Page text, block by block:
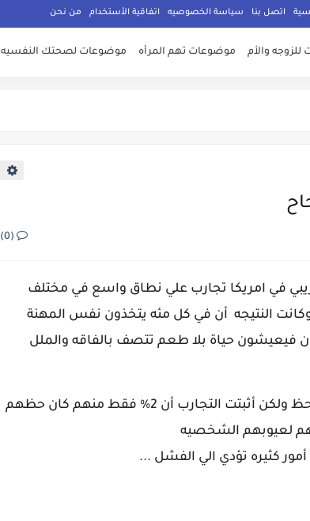
اتصل بنا سياسة الخصوصيه اتفاقية الأستخدام من نحن
والأم موضوعات تهم المرأه موضوعات لصحتك النفسيه
(0)
في امريكا تجارب علي نطاق واسع في مختلف
النتيجه أن في كل مئه يتخذون نفس المهنة
فيعيشون حياة بلا طعم تتصف بالفاقه والملل
وهؤلاء الأغلبيه يرجعون فشلهم الي سوء الحظ ولكن أثبتت التجارب أن 2% فقط منهم كان حظهم
لعيوبهم الشخصيه
كثيره تؤدي الي الفشل ...